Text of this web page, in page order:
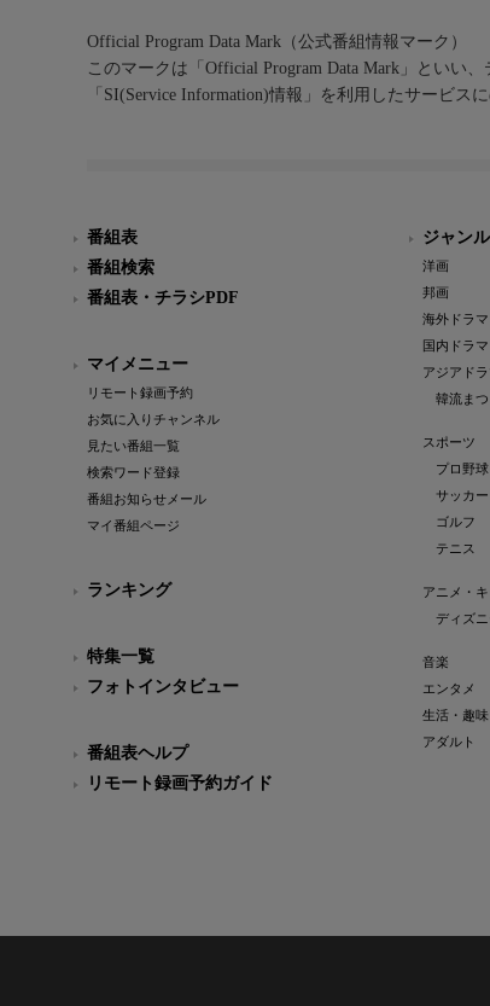
Official Program Data Mark（公式番組情報マーク）
このマークは「Official Program Data Mark」といい
「SI(Service Information)情報」を利用したサービス
番組表
番組検索
番組表・チラシPDF
マイメニュー
リモート録画予約
お気に入りチャンネル
見たい番組一覧
検索ワード登録
番組お知らせメール
マイ番組ページ
ランキング
特集一覧
フォトインタビュー
番組表ヘルプ
リモート録画予約ガイド
ジャンル
洋画
邦画
海外ドラマ
国内ドラマ
アジアドラ
韓流まつ
スポーツ
プロ野球
サッカー
ゴルフ
テニス
アニメ・
ディズニ
音楽
エンタメ
生活・趣
アダルト